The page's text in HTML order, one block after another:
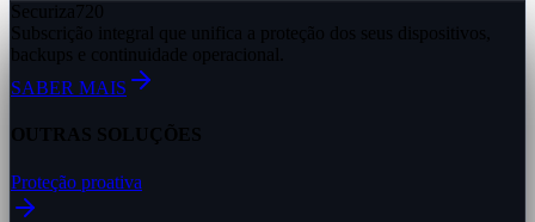
Securiza720
Subscrição integral que unifica a proteção dos seus dispositivos,
backups e continuidade operacional.
SABER MAIS
OUTRAS SOLUÇÕES
Proteção proativa